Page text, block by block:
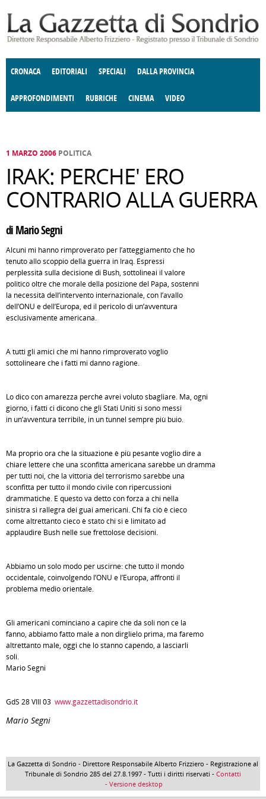
CRONACA EDITORIALI SPECIALI DALLA PROVINCIA
APPROFONDIMENTI
E SPETTACOLI POLITICA
RUBRICHE
DELLE IDEE FATTI DELLO SPIRITO
CINEMA VIDEO
1 MARZO 2006 POLITICA
IRAK: PERCHE' ERO
CONTRARIO ALLA GUERRA
di Mario Segni
Alcuni mi hanno rimproverato per l’atteggiamento che ho
tenuto allo scoppio della guerra in Iraq. Espressi
perplessità sulla decisione di Bush, sottolineai il valore
politico oltre che morale della posizione del Papa, sostenni
la necessità dell’intervento internazionale, con l’avallo
dell’ONU e dell’Europa, ed il pericolo di un’avventura
esclusivamente americana.
A tutti gli amici che mi hanno rimproverato voglio
sottolineare che i fatti mi danno ragione.
Lo dico con amarezza perché avrei voluto sbagliare. Ma, ogni
giorno, i fatti ci dicono che gli Stati Uniti si sono messi
in un’avventura terribile, in un tunnel sempre più buio.
Ma proprio ora che la situazione è più pesante voglio dire a
chiare lettere che una sconfitta americana sarebbe un dramma
per tutti noi, che la vittoria del terrorismo sarebbe una
sconfitta per tutto il mondo civile con ripercussioni
drammatiche. E questo va detto con forza a chi nella
sinistra si rallegra dei guai americani. Chi fa ciò è cieco
come altrettanto cieco è stato chi si è limitato ad
applaudire Bush nelle sue frettolose decisioni.
Abbiamo un solo modo per uscirne: che tutto il mondo
occidentale, coinvolgendo l’ONU e l’Europa, affronti il
problema medio orientale.
Gli americani cominciano a capire che da soli non ce la
fanno, abbiamo fatto male a non dirglielo prima, ma faremo
altrettanto male, oggi che lo stanno capendo, a lasciarli
soli.
Mario Segni
GdS 28 VIII 03 www.gazzettadisondrio.it
Mario Segni
La Gazzetta di Sondrio - Direttore Responsabile Alberto Frizziero - Registrazione al
Tribunale di Sondrio 285 del 27.8.1997 - Tutti i diritti riservati - Contatti
- Versione desktop